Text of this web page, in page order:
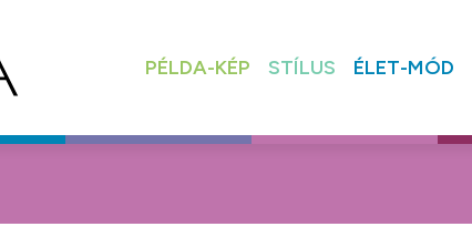
PÉLDA-KÉP STÍLUS ÉLET-MÓD